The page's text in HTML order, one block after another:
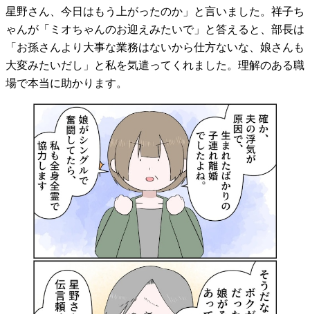
星野さん、今日はもう上がったのか」と言いました。祥子ち
ゃんが「ミオちゃんのお迎えみたいで」と答えると、部長は
「お孫さんより大事な業務はないから仕方ないな、娘さんも
大変みたいだし」と私を気遣ってくれました。理解のある職
場で本当に助かります。